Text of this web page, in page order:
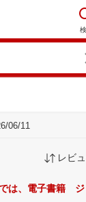
06/11
レビ
は、電子書籍